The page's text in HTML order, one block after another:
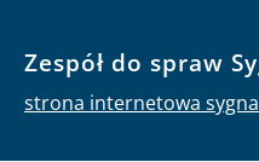
Zespół do spraw
strona internetowa